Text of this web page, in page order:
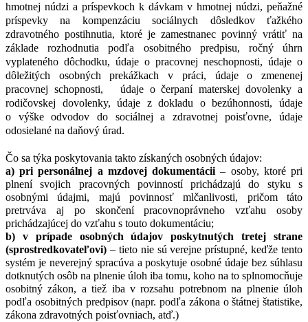
hmotnej núdzi a príspevkoch k dávkam v hmotnej núdzi, peňažné
príspevky na kompenzáciu sociálnych dôsledkov ťažkého
zdravotného postihnutia, ktoré je zamestnanec povinný vrátiť na
základe rozhodnutia podľa osobitného predpisu, ročný úhrn
vyplateného dôchodku, údaje o pracovnej neschopnosti, údaje o
dôležitých osobných prekážkach v práci, údaje o zmenenej
pracovnej schopnosti, údaje o čerpaní materskej dovolenky a
rodičovskej dovolenky, údaje z dokladu o bezúhonnosti, údaje
o výške odvodov do sociálnej a zdravotnej poisťovne, údaje
odosielané na daňový úrad.
Čo sa týka poskytovania takto získaných osobných údajov:
a) pri personálnej a mzdovej dokumentácii – osoby, ktoré pri
plnení svojich pracovných povinností prichádzajú do styku s
osobnými údajmi, majú povinnosť mlčanlivosti, pričom táto
pretrváva aj po skončení pracovnoprávneho vzťahu osoby
prichádzajúcej do vzťahu s touto dokumentáciu;
b) v prípade osobných údajov poskytnutých tretej strane
(sprostredkovateľovi) – tieto nie sú verejne prístupné, keďže tento
systém je neverejný spracúva a poskytuje osobné údaje bez súhlasu
dotknutých osôb na plnenie úloh iba tomu, koho na to splnomocňuje
osobitný zákon, a tiež iba v rozsahu potrebnom na plnenie úloh
podľa osobitných predpisov (napr. podľa zákona o štátnej štatistike,
zákona zdravotných poisťovniach, atď.)